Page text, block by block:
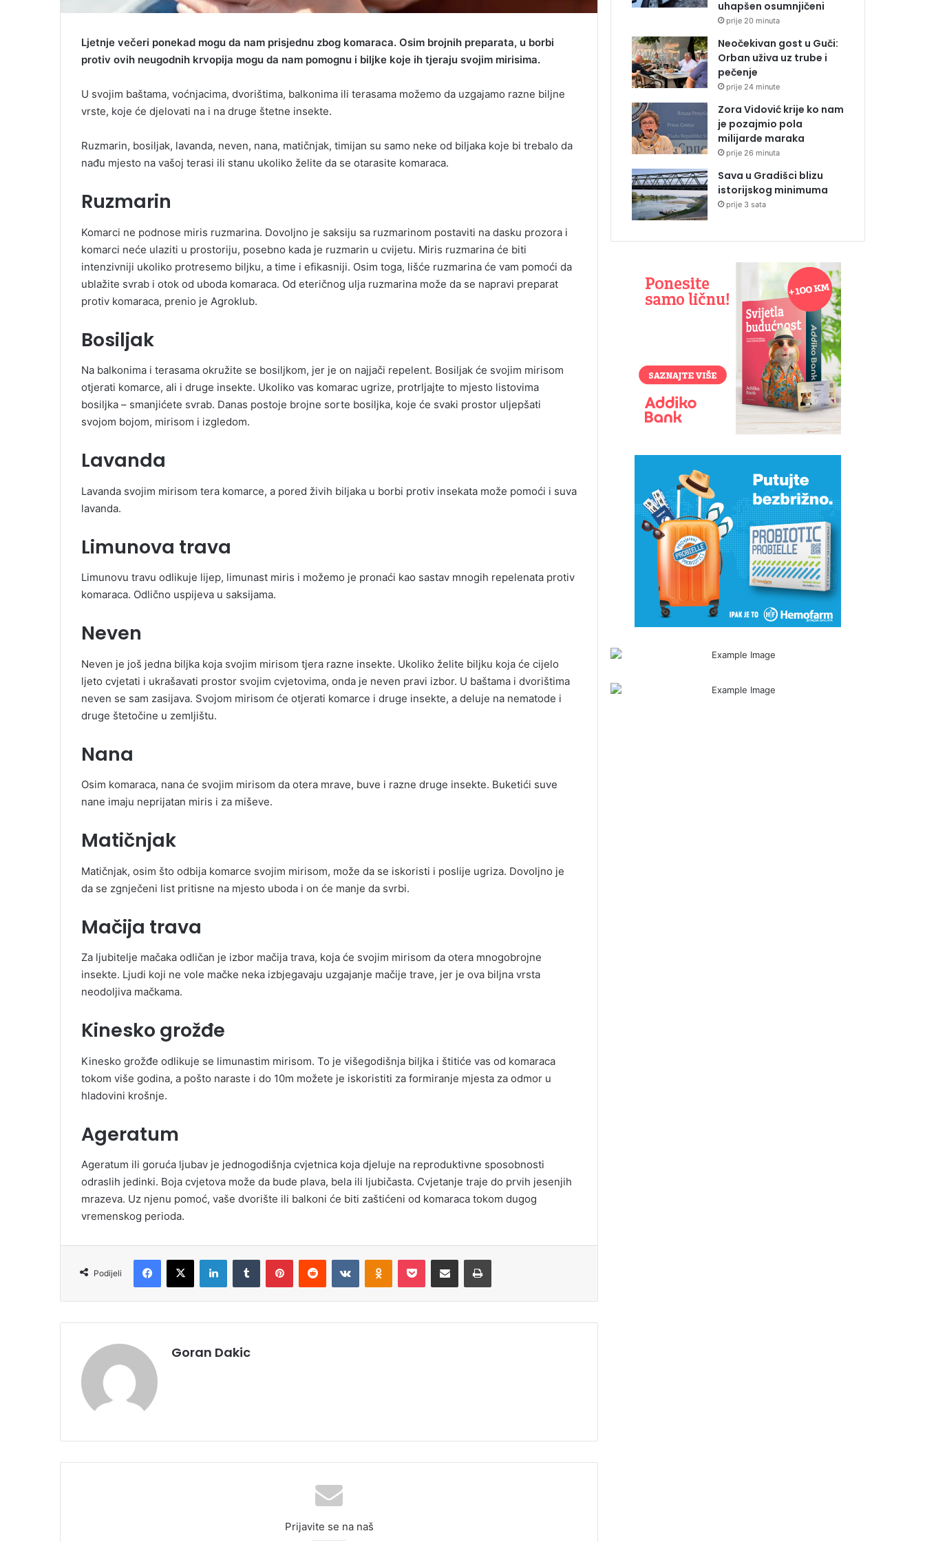
Ljetnje večeri ponekad mogu da nam prisjednu zbog komaraca. Osim brojnih preparata, u borbi
protiv ovih neugodnih krvopija mogu da nam pomognu i biljke koje ih tjeraju svojim mirisima.
U svojim baštama, voćnjacima, dvorištima, balkonima ili terasama možemo da uzgajamo razne biljne
vrste, koje će djelovati na i na druge štetne insekte.
Ruzmarin, bosiljak, lavanda, neven, nana, matičnjak, timijan su samo neke od biljaka koje bi trebalo da
nađu mjesto na vašoj terasi ili stanu ukoliko želite da se otarasite komaraca.
Ruzmarin
Komarci ne podnose miris ruzmarina. Dovoljno je saksiju sa ruzmarinom postaviti na dasku prozora i
komarci neće ulaziti u prostoriju, posebno kada je ruzmarin u cvijetu. Miris ruzmarina će biti
intenzivniji ukoliko protresemo biljku, a time i efikasniji. Osim toga, lišće ruzmarina će vam pomoći da
ublažite svrab i otok od uboda komaraca. Od eteričnog ulja ruzmarina može da se napravi preparat
protiv komaraca, prenio je Agroklub.
Bosiljak
Na balkonima i terasama okružite se bosiljkom, jer je on najjači repelent. Bosiljak će svojim mirisom
otjerati komarce, ali i druge insekte. Ukoliko vas komarac ugrize, protrljajte to mjesto listovima
bosiljka – smanjićete svrab. Danas postoje brojne sorte bosiljka, koje će svaki prostor uljepšati
svojom bojom, mirisom i izgledom.
Lavanda
Lavanda svojim mirisom tera komarce, a pored živih biljaka u borbi protiv insekata može pomoći i suva
lavanda.
Limunova trava
Limunovu travu odlikuje lijep, limunast miris i možemo je pronaći kao sastav mnogih repelenata protiv
komaraca. Odlično uspijeva u saksijama.
Neven
Neven je još jedna biljka koja svojim mirisom tjera razne insekte. Ukoliko želite biljku koja će cijelo
ljeto cvjetati i ukrašavati prostor svojim cvjetovima, onda je neven pravi izbor. U baštama i dvorištima
neven se sam zasijava. Svojom mirisom će otjerati komarce i druge insekte, a deluje na nematode i
druge štetočine u zemljištu.
Nana
Osim komaraca, nana će svojim mirisom da otera mrave, buve i razne druge insekte. Buketići suve
nane imaju neprijatan miris i za miševe.
Matičnjak
Matičnjak, osim što odbija komarce svojim mirisom, može da se iskoristi i poslije ugriza. Dovoljno je
da se zgnječeni list pritisne na mjesto uboda i on će manje da svrbi.
Mačija trava
Za ljubitelje mačaka odličan je izbor mačija trava, koja će svojim mirisom da otera mnogobrojne
insekte. Ljudi koji ne vole mačke neka izbjegavaju uzgajanje mačije trave, jer je ova biljna vrsta
neodoljiva mačkama.
Kinesko grožđe
Kinesko grožđe odlikuje se limunastim mirisom. To je višegodišnja biljka i štitiće vas od komaraca
tokom više godina, a pošto naraste i do 10m možete je iskoristiti za formiranje mjesta za odmor u
hladovini krošnje.
Ageratum
Ageratum ili goruća ljubav je jednogodišnja cvjetnica koja djeluje na reproduktivne sposobnosti
odraslih jedinki. Boja cvjetova može da bude plava, bela ili ljubičasta. Cvjetanje traje do prvih jesenjih
mrazeva. Uz njenu pomoć, vaše dvorište ili balkoni će biti zaštićeni od komaraca tokom dugog
vremenskog perioda.
Podijeli
Goran Dakic
Prijavite se na naš
uhapšen osumnjičeni
prije 20 minuta
Neočekivan gost u Guči:
Orban uživa uz trube i
pečenje
prije 24 minute
Zora Vidović krije ko nam
je pozajmio pola
milijarde maraka
prije 26 minuta
Sava u Gradišci blizu
istorijskog minimuma
prije 3 sata